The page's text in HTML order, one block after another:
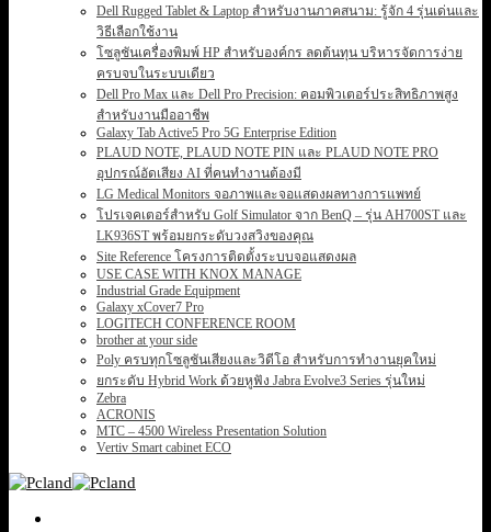
Dell Rugged Tablet & Laptop สำหรับงานภาคสนาม: รู้จัก 4 รุ่นเด่นและ
วิธีเลือกใช้งาน
โซลูชันเครื่องพิมพ์ HP สำหรับองค์กร ลดต้นทุน บริหารจัดการง่าย
ครบจบในระบบเดียว
Dell Pro Max และ Dell Pro Precision: คอมพิวเตอร์ประสิทธิภาพสูง
สำหรับงานมืออาชีพ
Galaxy Tab Active5 Pro 5G Enterprise Edition
PLAUD NOTE, PLAUD NOTE PIN และ PLAUD NOTE PRO
อุปกรณ์อัดเสียง AI ที่คนทำงานต้องมี
LG Medical Monitors จอภาพและจอแสดงผลทางการแพทย์
โปรเจคเตอร์สำหรับ Golf Simulator จาก BenQ – รุ่น AH700ST และ
LK936ST พร้อมยกระดับวงสวิงของคุณ
Site Reference โครงการติดตั้งระบบจอแสดงผล
USE CASE WITH KNOX MANAGE
Industrial Grade Equipment
Galaxy xCover7 Pro
LOGITECH CONFERENCE ROOM
brother at your side
Poly ครบทุกโซลูชันเสียงและวิดีโอ สำหรับการทำงานยุคใหม่
ยกระดับ Hybrid Work ด้วยหูฟัง Jabra Evolve3 Series รุ่นใหม่
Zebra
ACRONIS
MTC – 4500 Wireless Presentation Solution
Vertiv Smart cabinet ECO